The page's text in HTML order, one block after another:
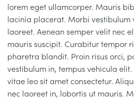
lorem eget ullamcorper. Mauris
lacinia placerat. Morbi vestibulum
laoreet. Aenean semper velit nec
mauris suscipit. Curabitur tempor
pharetra blandit. Proin risus orci,
vestibulum in, tempus vehicula
vitae leo sit amet consectetur.
nec laoreet in, lobortis ut mauris.